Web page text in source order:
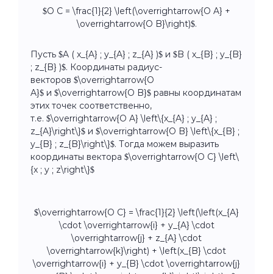
$O C = \frac{1}{2} \left(\overrightarrow{O A} +
\overrightarrow{O B}\right)$.
Пусть $A ( x_{A} ; y_{A} ; z_{A} )$ и $B ( x_{B} ; y_{B}
; z_{B} )$. Координаты радиус-
векторов $\overrightarrow{O
A}$ и $\overrightarrow{O B}$ равны координатам
этих точек соответственно,
т.е. $\overrightarrow{O A} \left\{x_{A} ; y_{A} ;
z_{A}\right\}$ и $\overrightarrow{O B} \left\{x_{B} ;
y_{B} ; z_{B}\right\}$. Тогда можем выразить
координаты вектора $\overrightarrow{O C} \left\
{x ; y ; z\right\}$
$\overrightarrow{O C} = \frac{1}{2} \left(\left(x_{A}
\cdot \overrightarrow{i} + y_{A} \cdot
\overrightarrow{j} + z_{A} \cdot
\overrightarrow{k}\right) + \left(x_{B} \cdot
\overrightarrow{i} + y_{B} \cdot \overrightarrow{j}